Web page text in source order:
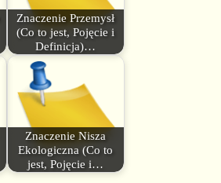
Znaczenie Przemysł
(Co to jest, Pojęcie i
Definicja)…
Znaczenie Nisza
Ekologiczna (Co to
jest, Pojęcie i…